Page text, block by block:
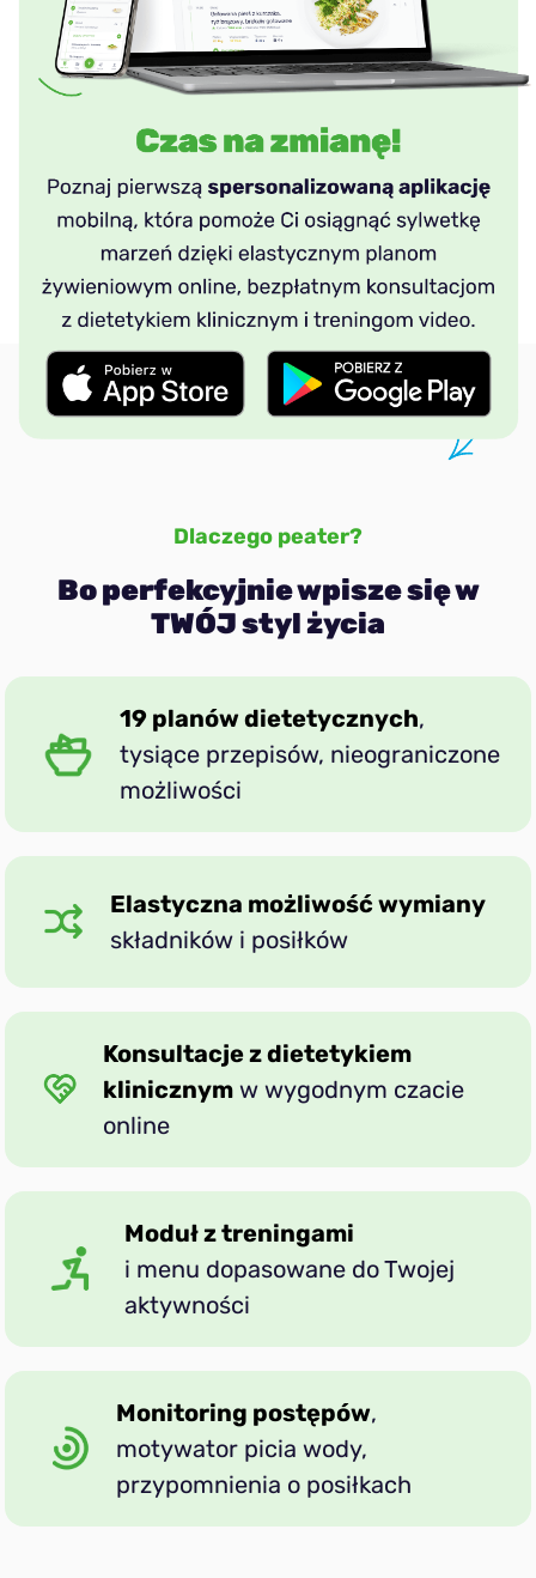
DASH
Dla aktywnych
Wysokobiałkowa
Śródziemnomorska (klasyczna)
Przeciwzapalna
Na odporność
Dlaczego peater?
Bo perfekcyjnie wpisze się w
TWÓJ styl życia
19 planów dietetycznych,
tysiące przepisów, nieograniczone
możliwości
Elastyczna możliwość wymiany
składników i posiłków
Konsultacje z dietetykiem
klinicznym w wygodnym czacie
online
Moduł z treningami
i menu dopasowane do Twojej
aktywności
Monitoring postępów,
motywator picia wody,
przypomnienia o posiłkach